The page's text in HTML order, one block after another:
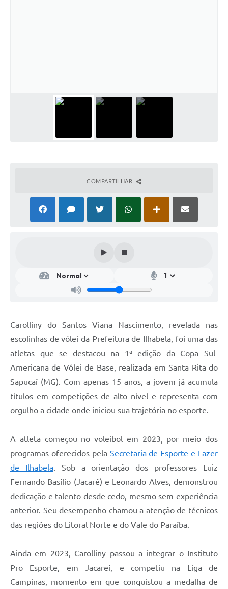
COMPARTILHAR
Carolliny do Santos Viana Nascimento, revelada nas
escolinhas de vôlei da Prefeitura de Ilhabela, foi uma das
atletas que se destacou na 1ª edição da Copa Sul-
Americana de Vôlei de Base, realizada em Santa Rita do
Sapucaí (MG). Com apenas 15 anos, a jovem já acumula
títulos em competições de alto nível e representa com
orgulho a cidade onde iniciou sua trajetória no esporte.
A atleta começou no voleibol em 2023, por meio dos
programas oferecidos pela Secretaria de Esporte e Lazer
de Ilhabela. Sob a orientação dos professores Luiz
Fernando Basílio (Jacaré) e Leonardo Alves, demonstrou
dedicação e talento desde cedo, mesmo sem experiência
anterior. Seu desempenho chamou a atenção de técnicos
das regiões do Litoral Norte e do Vale do Paraíba.
Ainda em 2023, Carolliny passou a integrar o Instituto
Pro Esporte, em Jacareí, e competiu na Liga de
Campinas, momento em que conquistou a medalha de